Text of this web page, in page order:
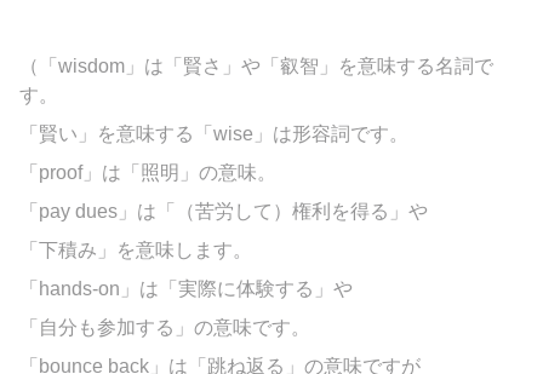
（「wisdom」は「賢さ」や「叡智」を意味する名詞で
す。
「賢い」を意味する「wise」は形容詞です。
「proof」は「照明」の意味。
「pay dues」は「（苦労して）権利を得る」や
「下積み」を意味します。
「hands-on」は「実際に体験する」や
「自分も参加する」の意味です。
「bounce back」は「跳ね返る」の意味ですが